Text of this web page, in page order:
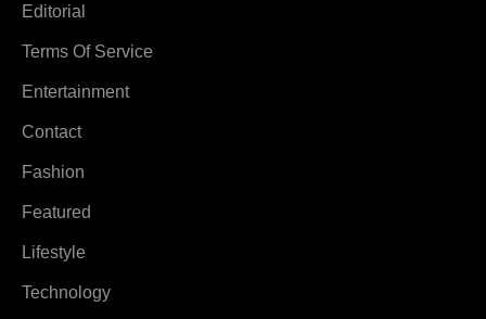
Editorial
Terms Of Service
Entertainment
Contact
Fashion
Featured
Lifestyle
Technology